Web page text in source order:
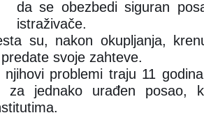
da se obezbedi siguran
istraživače.
su, nakon okupljanja,
svoje zahteve.
problemi traju 11
za jednako urađen posao,